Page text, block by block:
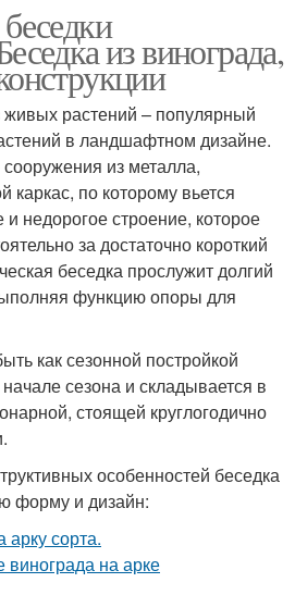
из винограда,
живых растений – популярный
в ландшафтном дизайне.
из металла,
по которому вьется
и недорогое строение, которое
за достаточно короткий
беседка прослужит долгий
функцию опоры для
как сезонной постройкой
сезона и складывается в
стоящей круглогодично
особенностей беседка
форму и дизайн: